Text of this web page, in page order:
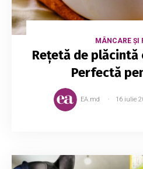
MÂNCARE ȘI
Rețetă de plăcintă
Perfectă
EA.md 16 iulie